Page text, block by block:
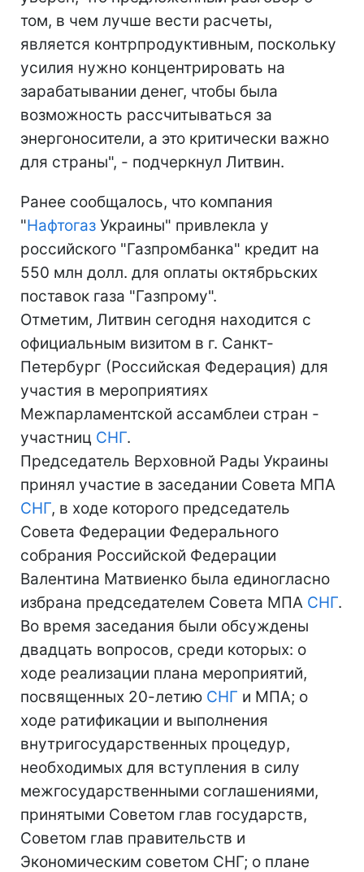
том, в чем лучше вести расчеты,
является контрпродуктивным, поскольку
усилия нужно концентрировать на
зарабатывании денег, чтобы была
возможность рассчитываться за
энергоносители, а это критически важно
для страны", - подчеркнул Литвин.
Ранее сообщалось, что компания
"Нафтогаз Украины" привлекла у
российского "Газпромбанка" кредит на
550 млн долл. для оплаты октябрьских
поставок газа "Газпрому".
Отметим, Литвин сегодня находится с
официальным визитом в г. Санкт-
Петербург (Российская Федерация) для
участия в мероприятиях
Межпарламентской ассамблеи стран -
участниц СНГ.
Председатель Верховной Рады Украины
принял участие в заседании Совета МПА
СНГ, в ходе которого председатель
Совета Федерации Федерального
собрания Российской Федерации
Валентина Матвиенко была единогласно
избрана председателем Совета МПА СНГ.
Во время заседания были обсуждены
двадцать вопросов, среди которых: о
ходе реализации плана мероприятий,
посвященных 20-летию СНГ и МПА; о
ходе ратификации и выполнения
внутригосударственных процедур,
необходимых для вступления в силу
межгосударственными соглашениями,
принятыми Советом глав государств,
Советом глав правительств и
Экономическим советом СНГ; о плане